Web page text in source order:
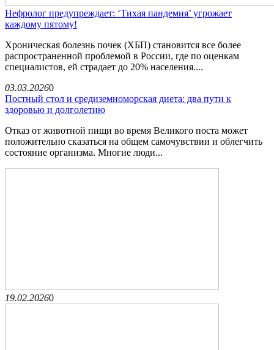
Нефролог предупреждает: ‘Тихая пандемия’ угрожает
каждому пятому!
Хроническая болезнь почек (ХБП) становится все более
распространенной проблемой в России, где по оценкам
специалистов, ей страдает до 20% населения....
03.03.20260
Постный стол и средиземноморская диета: два пути к
здоровью и долголетию
Отказ от животной пищи во время Великого поста может
положительно сказаться на общем самочувствии и облегчить
состояние организма. Многие люди...
19.02.20260